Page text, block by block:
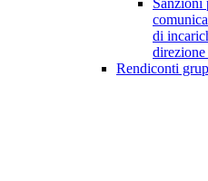
Sanzioni
di
Rendiconti